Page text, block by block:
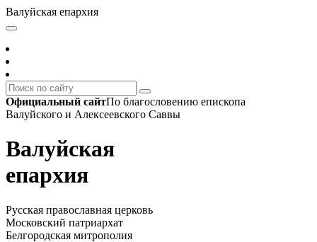
Валуйская епархия
Официальный сайтПо благословению епископа
Валуйского и Алексеевского Саввы
Валуйская
епархия
Русская православная церковь
Московский патриархат
Белгородская митрополия